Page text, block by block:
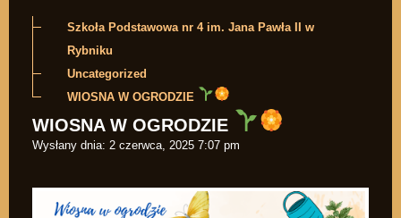
Szkoła Podstawowa nr 4 im. Jana Pawła II w
Rybniku
Uncategorized
WIOSNA W OGRODZIE
WIOSNA W OGRODZIE
Wysłany dnia: 2 czerwca, 2025 7:07 pm